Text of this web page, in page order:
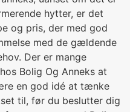
hytter, er det
og pris, der med god
med de gældende
Der er mange
Bolig Og Anneks at
en god idé at tænke
til, før du beslutter dig